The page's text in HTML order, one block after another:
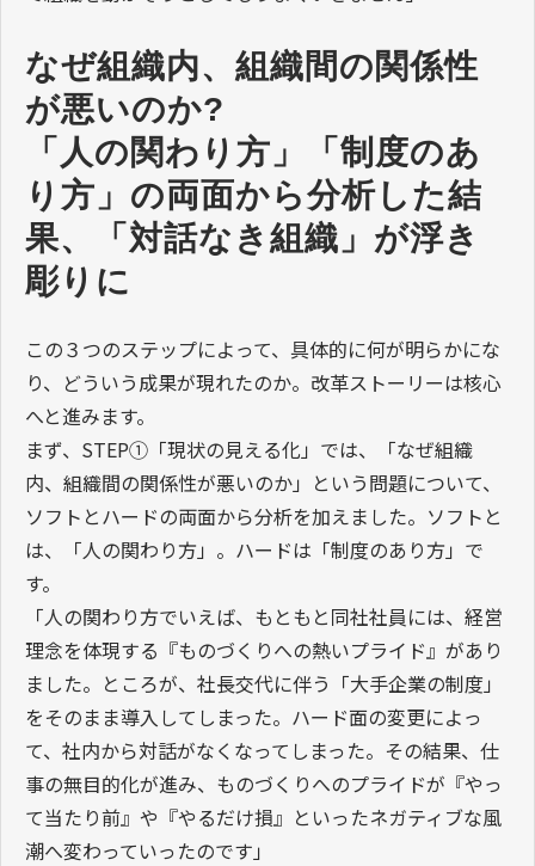
なぜ組織内、組織間の関係性
が悪いのか?
「人の関わり方」「制度のあ
り方」の両面から分析した結
果、「対話なき組織」が浮き
彫りに
この３つのステップによって、具体的に何が明らかにな
り、どういう成果が現れたのか。改革ストーリーは核心
へと進みます。
まず、STEP①「現状の見える化」では、「なぜ組織
内、組織間の関係性が悪いのか」という問題について、
ソフトとハードの両面から分析を加えました。ソフトと
は、「人の関わり方」。ハードは「制度のあり方」で
す。
「人の関わり方でいえば、もともと同社社員には、経営
理念を体現する『ものづくりへの熱いプライド』があり
ました。ところが、社長交代に伴う「大手企業の制度」
をそのまま導入してしまった。ハード面の変更によっ
て、社内から対話がなくなってしまった。その結果、仕
事の無目的化が進み、ものづくりへのプライドが『やっ
て当たり前』や『やるだけ損』といったネガティブな風
潮へ変わっていったのです」